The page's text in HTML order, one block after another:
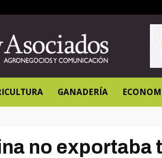
GANADERÍA
no exportaba